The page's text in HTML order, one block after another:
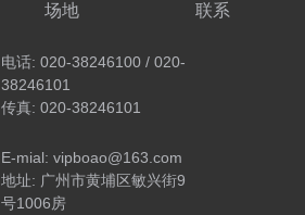
场地 联系
电话: 020-38246100 / 020-
38246101
传真: 020-38246101
E-mial: vipboao@163.com
地址: 广州市黄埔区敏兴街9
号1006房